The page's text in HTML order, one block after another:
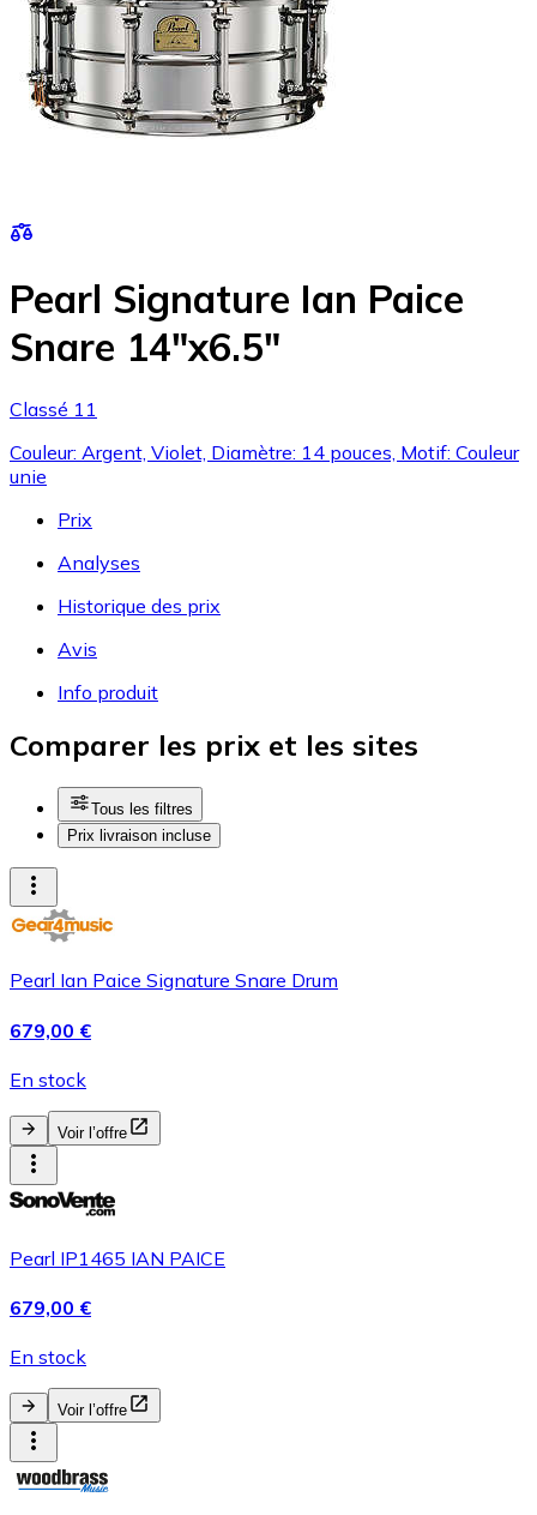
Pearl Signature Ian Paice
Snare 14"x6.5"
Classé 11
Couleur: Argent, Violet, Diamètre: 14 pouces, Motif: Couleur
unie
Prix
Analyses
Historique des prix
Avis
Info produit
Comparer les prix et les sites
Tous les filtres
Prix livraison incluse
Pearl Ian Paice Signature Snare Drum
679,00 €
En stock
Voir l’offre
Pearl IP1465 IAN PAICE
679,00 €
En stock
Voir l’offre